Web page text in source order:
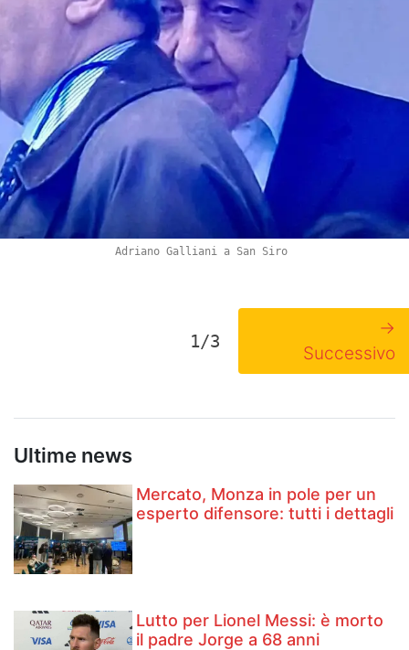
Adriano Galliani a San Siro
1/3
→
Successivo
Ultime news
Mercato, Monza in pole per un
esperto difensore: tutti i dettagli
Lutto per Lionel Messi: è morto
il padre Jorge a 68 anni